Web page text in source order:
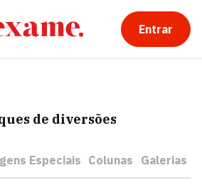
Entrar
de diversões
Especiais Colunas Galerias